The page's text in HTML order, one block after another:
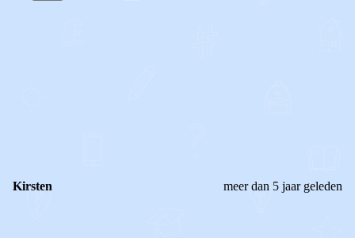
Kirsten meer dan 5 jaar geleden